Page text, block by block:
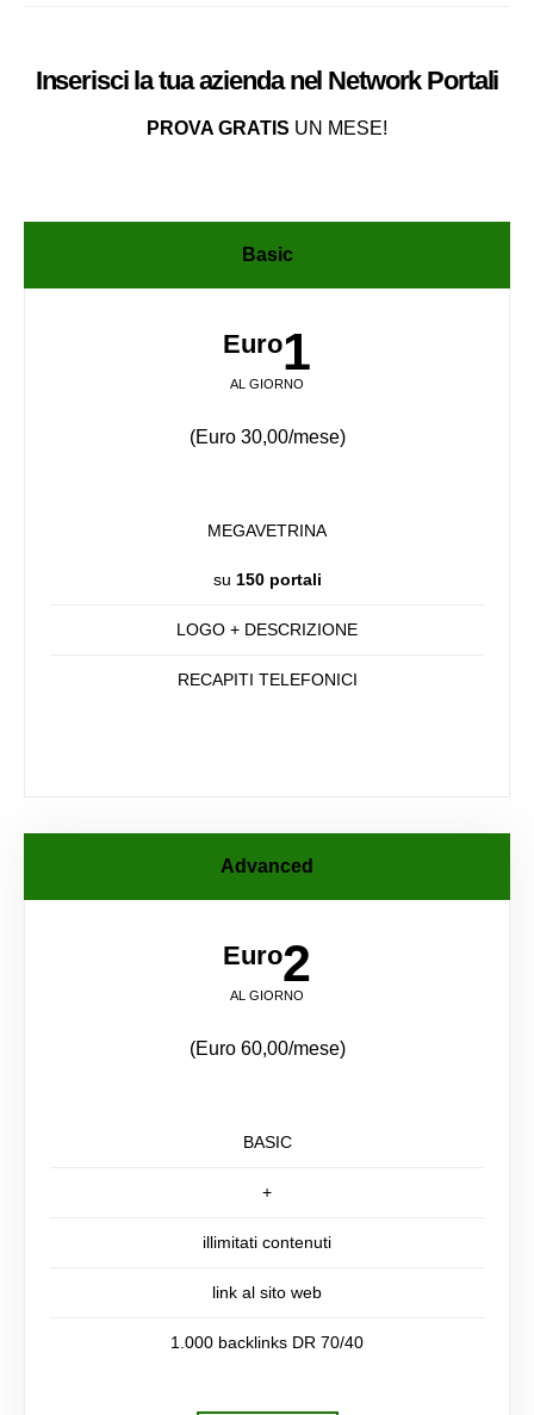
Inserisci la tua azienda nel NetworkPortali
PROVA GRATIS UN MESE!
Basic
Euro1
AL GIORNO
(Euro 30,00/mese)
MEGAVETRINA
su 150 portali
LOGO + DESCRIZIONE
RECAPITI TELEFONICI
Advanced
Euro2
AL GIORNO
(Euro 60,00/mese)
BASIC
+
illimitati contenuti
link al sito web
1.000 backlinks DR 70/40